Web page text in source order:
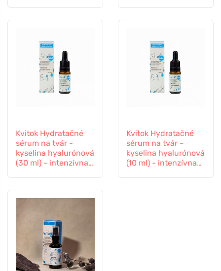
Kvitok Hydratačné
sérum na tvár -
kyselina hyalurónová
(30 ml) - intenzívna
Kvitok Hydratačné
sérum na tvár -
kyselina hyalurónová
(10 ml) - intenzívna